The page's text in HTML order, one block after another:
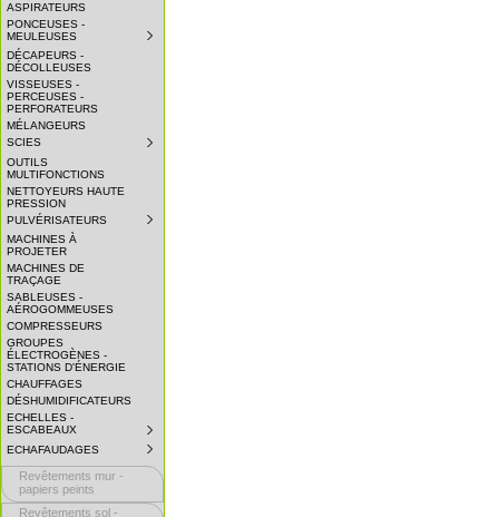
ASPIRATEURS
PONCEUSES -
MEULEUSES
DÉCAPEURS -
DÉCOLLEUSES
VISSEUSES -
PERCEUSES -
PERFORATEURS
MÉLANGEURS
SCIES
OUTILS
MULTIFONCTIONS
NETTOYEURS HAUTE
PRESSION
PULVÉRISATEURS
MACHINES À
PROJETER
MACHINES DE
TRAÇAGE
SABLEUSES -
AÉROGOMMEUSES
COMPRESSEURS
GROUPES
ÉLECTROGÈNES -
STATIONS D'ÉNERGIE
CHAUFFAGES
DÉSHUMIDIFICATEURS
ECHELLES -
ESCABEAUX
COLLAPSED.
CLICK
TO
EXPAND
ECHAFAUDAGES
COLLAPSED.
CLICK
EXPAND
SUBMENU.
Revêtements mur -
papiers peints
Revêtements sol -